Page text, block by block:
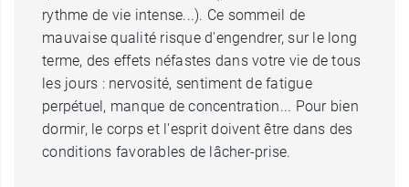
rythme de vie intense...). Ce sommeil de
mauvaise qualité risque d'engendrer, sur le long
terme, des effets néfastes dans votre vie de tous
les jours : nervosité, sentiment de fatigue
perpétuel, manque de concentration... Pour bien
dormir, le corps et l'esprit doivent être dans des
conditions favorables de lâcher-prise.